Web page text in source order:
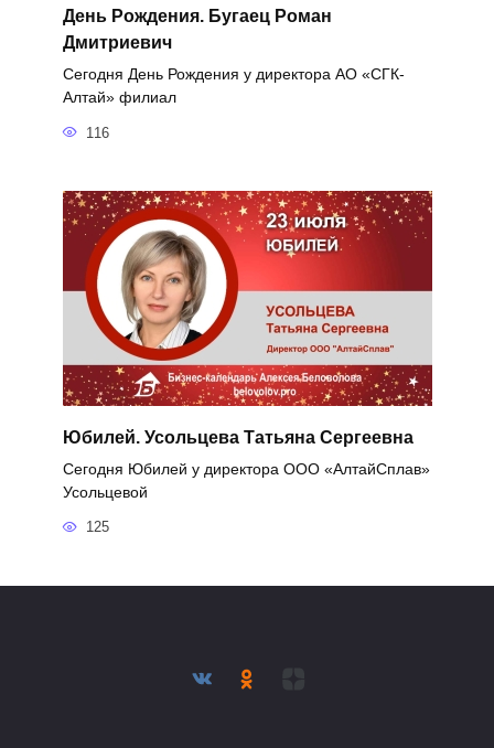
День Рождения. Бугаец Роман
Дмитриевич
Сегодня День Рождения у директора АО «СГК-
Алтай» филиал
116
Юбилей. Усольцева Татьяна Сергеевна
Сегодня Юбилей у директора ООО «АлтайСплав»
Усольцевой
125